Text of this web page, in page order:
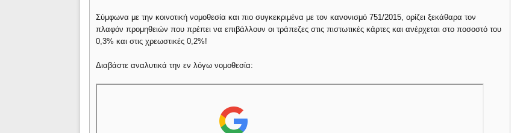
Σύμφωνα με την κοινοτική νομοθεσία και πιο συγκεκριμένα με τον κανονισμό 751/2015, ορίζει ξεκάθαρα τον
πλαφόν προμηθειών που πρέπει να επιβάλλουν οι τράπεζες στις πιστωτικές κάρτες και ανέρχεται στο ποσοστό του
0,3% και στις χρεωστικές 0,2%!
Διαβάστε αναλυτικά την εν λόγω νομοθεσία: